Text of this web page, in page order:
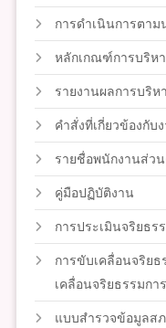
การดำเนินการตา
หลักเกณฑ์การบริห
รายงานผลการบริ
คำสั่งที่เกี่ยวข้องกับ
รายชื่อพนักงานส่ว
คู่มือปฏิบัติงาน
การประเมินจริยธร
การขับเคลื่อนจริย
เคลื่อนจริยธรรมกา
แบบสำรวจข้อมูลส